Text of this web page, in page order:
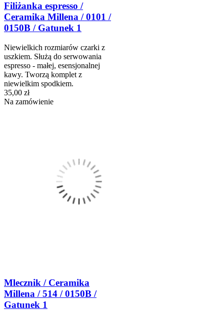
Filiżanka espresso /
Ceramika Millena / 0101 /
0150B / Gatunek 1
Niewielkich rozmiarów czarki z
uszkiem. Służą do serwowania
espresso - małej, esensjonalnej
kawy. Tworzą komplet z
niewielkim spodkiem.
35,00 zł
Na zamówienie
Mlecznik / Ceramika
Millena / 514 / 0150B /
Gatunek 1